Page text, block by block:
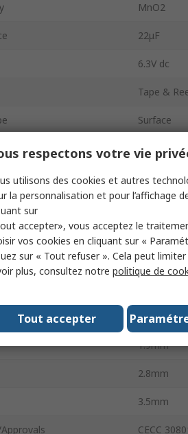
MnO2
22μF
6.3V dc
Tape &
Surface
3528-21
Resistance ESR 2.5Ω
Standard AEC-Q200
-10%
Surface
Temperature
Temperature 125°C
1.9mm
2.8mm
3.5mm
CECC
respectons votre vie
utilisons des cookies et autres
la personnalisation et pour l’affichage
sur
accepter», vous acceptez le
vos cookies en cliquant sur «
sur « Tout refuser ». Cela peut
plus, consultez notre politique de
Tout accepter